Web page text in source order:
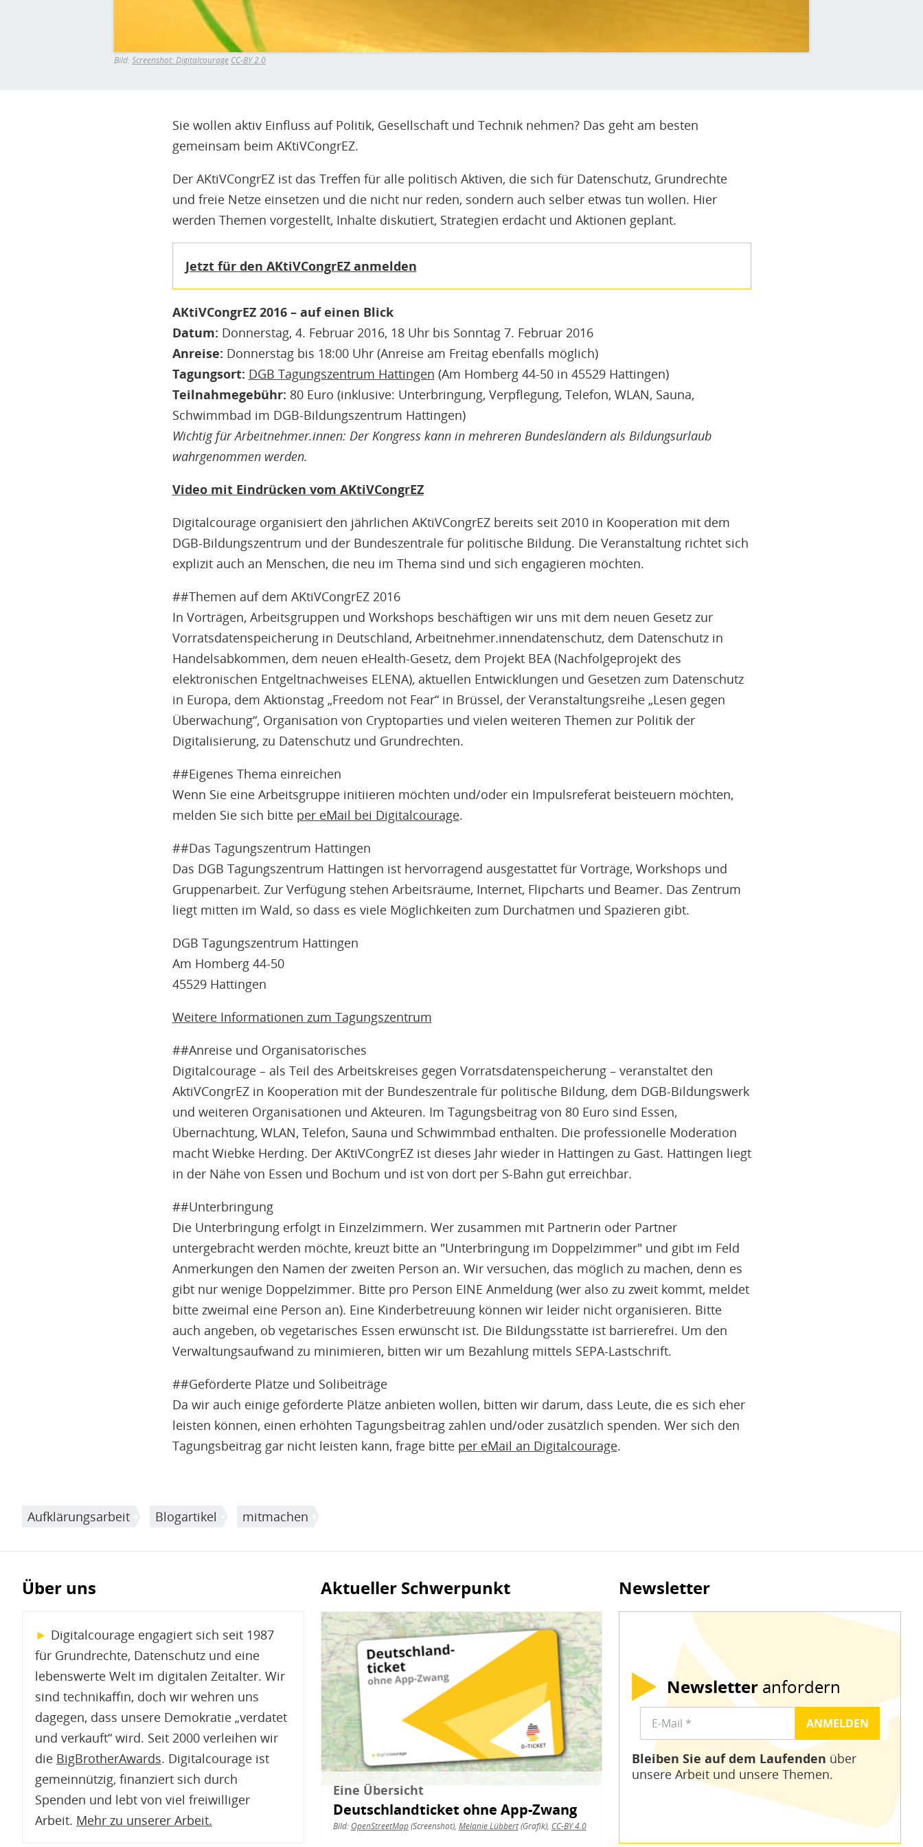
Bild:Screenshot: Digitalcourage CC-BY 2.0
Sie wollen aktiv Einfluss auf Politik, Gesellschaft und Technik nehmen? Das geht am besten
gemeinsam beim AKtiVCongrEZ.
Der AKtiVCongrEZ ist das Treffen für alle politisch Aktiven, die sich für Datenschutz, Grundrechte
und freie Netze einsetzen und die nicht nur reden, sondern auch selber etwas tun wollen. Hier
werden Themen vorgestellt, Inhalte diskutiert, Strategien erdacht und Aktionen geplant.
Jetzt für den AKtiVCongrEZ anmelden
AKtiVCongrEZ 2016 – auf einen Blick
Datum: Donnerstag, 4. Februar 2016, 18 Uhr bis Sonntag 7. Februar 2016
Anreise: Donnerstag bis 18:00 Uhr (Anreise am Freitag ebenfalls möglich)
Tagungsort: DGB Tagungszentrum Hattingen (Am Homberg 44-50 in 45529 Hattingen)
Teilnahmegebühr: 80 Euro (inklusive: Unterbringung, Verpflegung, Telefon, WLAN, Sauna,
Schwimmbad im DGB-Bildungszentrum Hattingen)
Wichtig für Arbeitnehmer.innen: Der Kongress kann in mehreren Bundesländern als Bildungsurlaub
wahrgenommen werden.
Video mit Eindrücken vom AKtiVCongrEZ
Digitalcourage organisiert den jährlichen AKtiVCongrEZ bereits seit 2010 in Kooperation mit dem
DGB-Bildungszentrum und der Bundeszentrale für politische Bildung. Die Veranstaltung richtet sich
explizit auch an Menschen, die neu im Thema sind und sich engagieren möchten.
##Themen auf dem AKtiVCongrEZ 2016
In Vorträgen, Arbeitsgruppen und Workshops beschäftigen wir uns mit dem neuen Gesetz zur
Vorratsdatenspeicherung in Deutschland, Arbeitnehmer.innendatenschutz, dem Datenschutz in
Handelsabkommen, dem neuen eHealth-Gesetz, dem Projekt BEA (Nachfolgeprojekt des
elektronischen Entgeltnachweises ELENA), aktuellen Entwicklungen und Gesetzen zum Datenschutz
in Europa, dem Aktionstag „Freedom not Fear“ in Brüssel, der Veranstaltungsreihe „Lesen gegen
Überwachung“, Organisation von Cryptoparties und vielen weiteren Themen zur Politik der
Digitalisierung, zu Datenschutz und Grundrechten.
##Eigenes Thema einreichen
Wenn Sie eine Arbeitsgruppe initiieren möchten und/oder ein Impulsreferat beisteuern möchten,
melden Sie sich bitte per eMail bei Digitalcourage.
##Das Tagungszentrum Hattingen
Das DGB Tagungszentrum Hattingen ist hervorragend ausgestattet für Vorträge, Workshops und
Gruppenarbeit. Zur Verfügung stehen Arbeitsräume, Internet, Flipcharts und Beamer. Das Zentrum
liegt mitten im Wald, so dass es viele Möglichkeiten zum Durchatmen und Spazieren gibt.
DGB Tagungszentrum Hattingen
Am Homberg 44-50
45529 Hattingen
Weitere Informationen zum Tagungszentrum
##Anreise und Organisatorisches
Digitalcourage – als Teil des Arbeitskreises gegen Vorratsdatenspeicherung – veranstaltet den
AktiVCongrEZ in Kooperation mit der Bundeszentrale für politische Bildung, dem DGB-Bildungswerk
und weiteren Organisationen und Akteuren. Im Tagungsbeitrag von 80 Euro sind Essen,
Übernachtung, WLAN, Telefon, Sauna und Schwimmbad enthalten. Die professionelle Moderation
macht Wiebke Herding. Der AKtiVCongrEZ ist dieses Jahr wieder in Hattingen zu Gast. Hattingen liegt
in der Nähe von Essen und Bochum und ist von dort per S-Bahn gut erreichbar.
##Unterbringung
Die Unterbringung erfolgt in Einzelzimmern. Wer zusammen mit Partnerin oder Partner
untergebracht werden möchte, kreuzt bitte an "Unterbringung im Doppelzimmer" und gibt im Feld
Anmerkungen den Namen der zweiten Person an. Wir versuchen, das möglich zu machen, denn es
gibt nur wenige Doppelzimmer. Bitte pro Person EINE Anmeldung (wer also zu zweit kommt, meldet
bitte zweimal eine Person an). Eine Kinderbetreuung können wir leider nicht organisieren. Bitte
auch angeben, ob vegetarisches Essen erwünscht ist. Die Bildungsstätte ist barrierefrei. Um den
Verwaltungsaufwand zu minimieren, bitten wir um Bezahlung mittels SEPA-Lastschrift.
##Geförderte Plätze und Solibeiträge
Da wir auch einige geförderte Plätze anbieten wollen, bitten wir darum, dass Leute, die es sich eher
leisten können, einen erhöhten Tagungsbeitrag zahlen und/oder zusätzlich spenden. Wer sich den
Tagungsbeitrag gar nicht leisten kann, frage bitte per eMail an Digitalcourage.
Aufklärungsarbeit Blogartikel mitmachen
Über uns
► Digitalcourage engagiert sich seit 1987
für Grundrechte, Datenschutz und eine
lebenswerte Welt im digitalen Zeitalter. Wir
sind technikaffin, doch wir wehren uns
dagegen, dass unsere Demokratie „verdatet
und verkauft“ wird. Seit 2000 verleihen wir
die BigBrotherAwards. Digitalcourage ist
gemeinnützig, finanziert sich durch
Spenden und lebt von viel freiwilliger
Arbeit. Mehr zu unserer Arbeit.
Aktueller Schwerpunkt
Bild
Eine Übersicht
Deutschlandticket ohne App-Zwang
Bild: OpenStreetMap(Screenshot), Melanie Lübbert(Grafik), CC-BY 4.0
Newsletter
Newsletter anfordern
Bleiben Sie auf dem Laufenden über
unsere Arbeit und unsere Themen.